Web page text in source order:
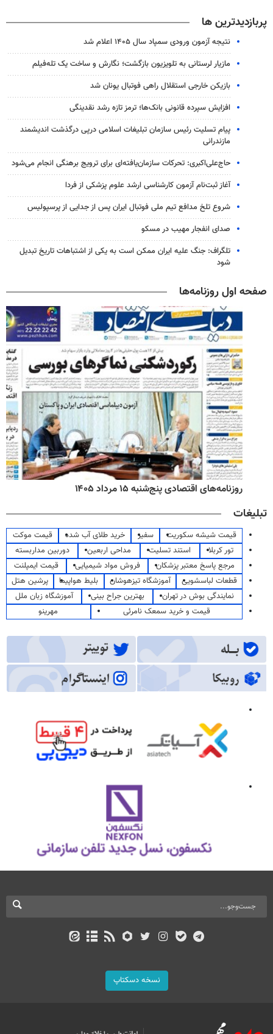
پربازدیدترین ها
نتیجه آزمون ورودی سمپاد سال ۱۴۰۵ اعلام شد
مازیار لرستانی به تلویزیون بازگشت؛ نگارش و ساخت یک تله‌فیلم
بازیکن خارجی استقلال راهی فوتبال یونان شد
افزایش سپرده قانونی بانک‌ها؛ ترمز تازه رشد نقدینگی
پیام تسلیت رئیس سازمان تبلیغات اسلامی درپی درگذشت اندیشمند
مازندرانی
حاج‌علی‌اکبری: تحرکات سازمان‌یافته‌ای برای ترویج برهنگی انجام می‌شود
آغاز ثبت‌نام‌ آزمون کارشناسی ارشد علوم پزشکی از فردا
شروع تلخ مدافع تیم ملی فوتبال ایران پس از جدایی از پرسپولیس
صدای انفجار مهیب در مسکو
تلگراف: جنگ علیه ایران ممکن است به یکی از اشتباهات تاریخ تبدیل
شود
صفحه اول روزنامه‌ها
روزنامه‌های اقتصادی پنج‌شنبه ۱۵ مرداد ۱۴۰۵
تبلیغات
قیمت شیشه سکوریت سفیر خرید طلای آب شده
قیمت موکت
تور کربلا
استند تسلیت مداحی اربعین
دوربین مداربسته
مرجع پاسخ معتبر پزشکان
فروش مواد شیمیایی
قیمت ایمپلنت
قطعات لباسشویی
آموزشگاه تیزهوشان بلیط هواپیما
پرشین هتل
نمایندگی بوش در تهران
بهترین جراح بینی
آموزشگاه زبان ملل
قیمت و خرید سمعک نامرئی
مهرینو
نسخه دسکتاپ